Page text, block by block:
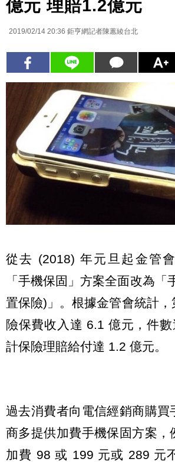
億元 理賠1.2億元
2019/02/14 20:36 鉅亨網記者陳蕙綾台北
從去 (2018) 年元旦起金管
「手機保固」方案全面改為「
置保險)」。根據金管會統計
險保費收入達 6.1 億元，件
計保險理賠給付達 1.2 億元。
過去消費者向電信經銷商購買
商多提供加費手機保固方案，
加費 98 或 199 元或 289 元